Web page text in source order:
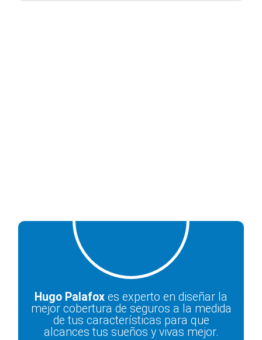
Hugo Palafox es experto en diseñar la
mejor cobertura de seguros a la medida
de tus características para que
alcances tus sueños y vivas mejor.